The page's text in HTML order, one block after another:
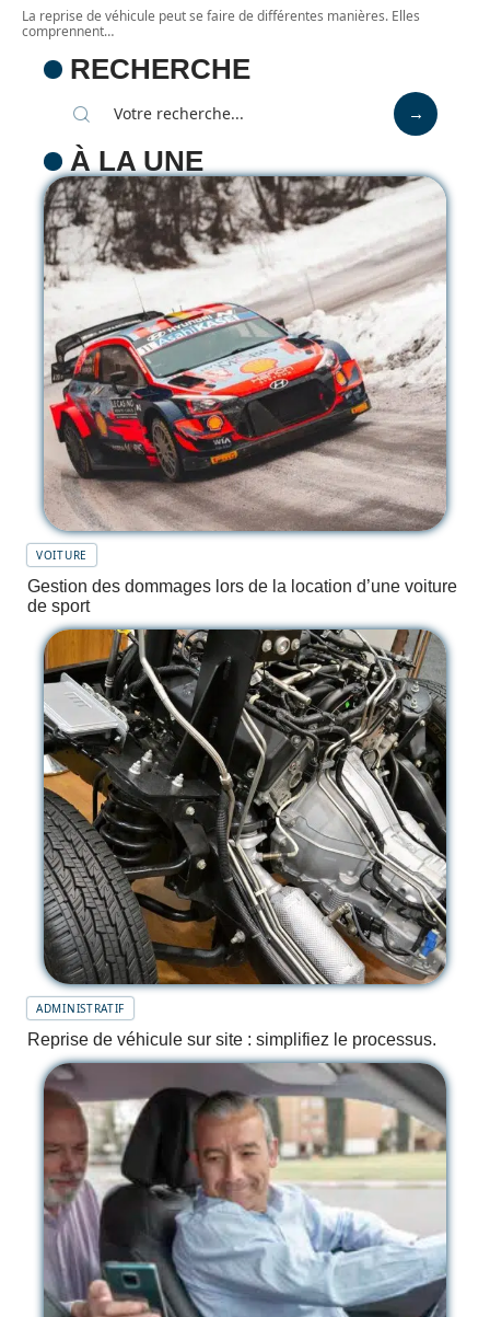
La reprise de véhicule peut se faire de différentes manières. Elles
comprennent…
RECHERCHE
À LA UNE
VOITURE
Gestion des dommages lors de la location d’une voiture
de sport
ADMINISTRATIF
Reprise de véhicule sur site : simplifiez le processus.